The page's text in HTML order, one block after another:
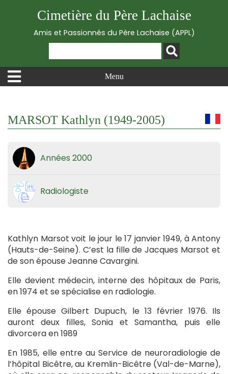
Cimetière du Père Lachaise
Amis et Passionnés du Père Lachaise (APPL)
Menu
MARSOT Kathlyn (1949-2005)
Années 2000
Radiologiste
Kathlyn Marsot voit le jour le 17 janvier 1949, à Antony
(Hauts-de-Seine). C’est la fille de Jacques Marsot et
de son épouse Jeanne Cavargini.
Elle devient médecin, interne des hôpitaux de Paris,
en 1974 et se spécialise en radiologie.
Elle épouse Gilbert Dupuch, le 13 février 1976. Ils
auront deux filles, Sonia et Samantha, puis elle
divorcera en 1989
En 1985, elle entre au Service de neuroradiologie de
l’hôpital Bicêtre, au Kremlin-Bicêtre (Val-de-Marne),